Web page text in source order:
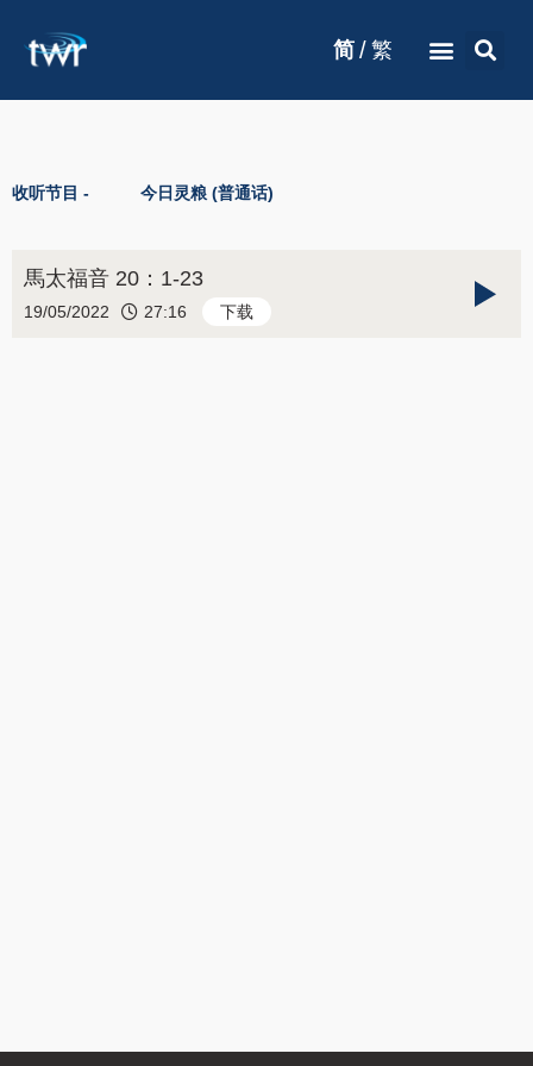
简 / 繁
收听节目 - 今日灵粮 (普通话)
馬太福音 20：1-23
19/05/2022 27:16 下载